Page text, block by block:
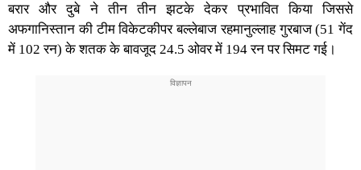
बरार और दुबे ने तीन तीन झटके देकर प्रभावित किया जिससे
अफगानिस्तान की टीम विकेटकीपर बल्लेबाज रहमानुल्लाह गुरबाज (51 गेंद
में 102 रन) के शतक के बावजूद 24.5 ओवर में 194 रन पर सिमट गई।